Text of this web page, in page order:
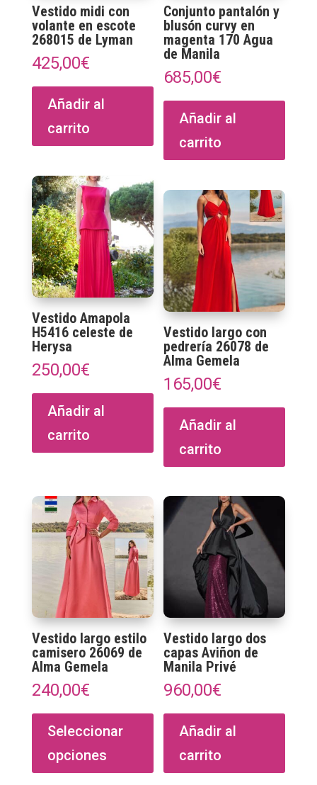
Vestido midi con
volante en escote
268015 de Lyman
425,00€
Añadir al
carrito
Conjunto pantalón y
blusón curvy en
magenta 170 Agua
de Manila
685,00€
Añadir al
carrito
Vestido Amapola
H5416 celeste de
Herysa
250,00€
Añadir al
carrito
Vestido largo con
pedrería 26078 de
Alma Gemela
165,00€
Añadir al
carrito
Vestido largo estilo
camisero 26069 de
Alma Gemela
240,00€
Seleccionar
opciones
producto
múltiples
Vestido largo dos
capas Aviñon de
Manila Privé
960,00€
Añadir al
carrito